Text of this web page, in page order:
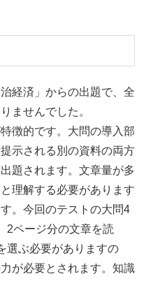
経済」からの出題で、全
ませんでした。
徴的です。大問の導入部
示される別の資料の両方
題されます。文章量が多
理解する必要があります
。今回のテストの大問4
2ページ分の文章を読
選ぶ必要がありますの
が必要とされます。知識